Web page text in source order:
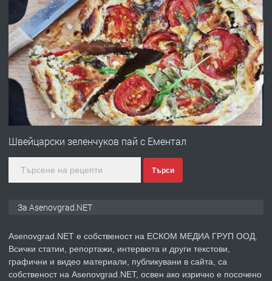
преди 10 месеца
ПРЕДЛАГА
Професионална броячна машина -
със сертификат от ЕЦБ
преди 1 година
ПРЕДЛАГА
Професионална зеленчукорезачка
преди 2 години
ПРЕДЛАГА
Швейцарски зеленчуков пай с Ементал
Търси
За Asenovgrad.NET
Asenovgrad.NET е собственост на ЕСКОМ МЕДИА ГРУП ООД.
Всички статии, репортажи, интервюта и други текстови,
графични и видео материали, публикувани в сайта, са
собственост на Asenovgrad.NET, освен ако изрично е посочено